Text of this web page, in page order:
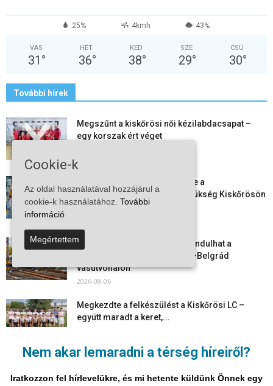
Nem akar lemaradni a térség híreiről?
Iratkozzon fel hírlevelükre, és mi hetente küldünk Önnek egy
25% 4kmh 43%
VAS
31 °
HÉT
36°
KED
38°
SZE
29°
CSÜ
30°
További hírek
Megszűnt a kiskőrösi női kézilabdacsapat –
egy korszak ért véget
Aktuális állásajánlatok: ezekre a
munkavállalókra van most szükség Kiskőrösön
és a...
Vitézy Dávid: már ősszel újraindulhat a
személyszállítás a Budapest–Belgrád
vasútvonalon
2026-08-06
Megkezdte a felkészülést a Kiskőrösi LC –
együtt maradt a keret,...
szabadulni a kontinens a...
Cookie-k
Az oldal használatával hozzájárul a
cookie-k használatához. További
információ
Megértettem